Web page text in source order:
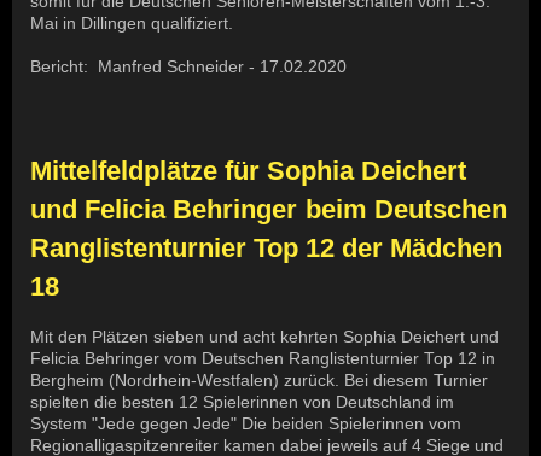
Mai in Dillingen qualifiziert.
Bericht: Manfred Schneider - 17.02.2020
Mittelfeldplätze für Sophia Deichert
und Felicia Behringer beim Deutschen
Ranglistenturnier Top 12 der Mädchen
18
Mit den Plätzen sieben und acht kehrten Sophia Deichert und
Felicia Behringer vom Deutschen Ranglistenturnier Top 12 in
Bergheim (Nordrhein-Westfalen) zurück. Bei diesem Turnier
spielten die besten 12 Spielerinnen von Deutschland im
System "Jede gegen Jede" Die beiden Spielerinnen vom
Regionalligaspitzenreiter kamen dabei jeweils auf 4 Siege und